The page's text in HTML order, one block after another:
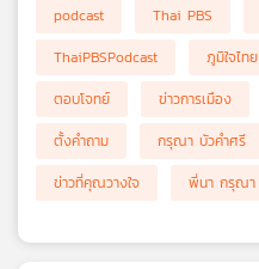
podcast
Thai PBS
ThaiPBSPodcast
ภูมิใจไทย
ตอบโจทย์
ข่าวการเมือง
ตั้งคำถาม
กรุณา บัวคำศรี
ข่าวที่คุณวางใจ
พี่นา กรุณา